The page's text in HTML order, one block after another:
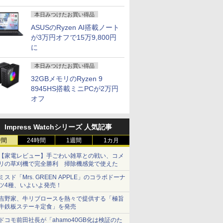
本日みつけたお買い得品
ASUSのRyzen AI搭載ノート
が3万円オフで15万9,800円
に
本日みつけたお買い得品
32GBメモリのRyzen 9
8945HS搭載ミニPCが2万円
オフ
Impress Watchシリーズ 人気記事
24時間 1週間 1カ月
家電レビュー】手ごわい雑草との戦い、コメ
の草刈機で完全勝利 掃除機感覚で使えた
スド「Mrs. GREEN APPLE」のコラボドーナ
4種、いよいよ発売！
野家、牛リブロースを熱々で提供する「極旨
鉄板ステーキ定食」を発売
コモ前田社長が「ahamo40GB化は検証のた